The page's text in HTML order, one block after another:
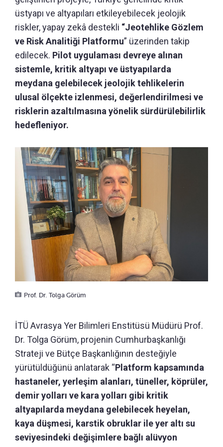
üstyapı ve altyapıları etkileyebilecek jeolojik
riskler, yapay zekâ destekli “Jeotehlike Gözlem
ve Risk Analitiği Platformu” üzerinden takip
edilecek. Pilot uygulaması devreye alınan
sistemle, kritik altyapı ve üstyapılarda
meydana gelebilecek jeolojik tehlikelerin
ulusal ölçekte izlenmesi, değerlendirilmesi ve
risklerin azaltılmasına yönelik sürdürülebilirlik
hedefleniyor.
Prof. Dr. Tolga Görüm
İTÜ Avrasya Yer Bilimleri Enstitüsü Müdürü Prof.
Dr. Tolga Görüm, projenin Cumhurbaşkanlığı
Strateji ve Bütçe Başkanlığının desteğiyle
yürütüldüğünü anlatarak “Platform kapsamında
hastaneler, yerleşim alanları, tüneller, köprüler,
demir yolları ve kara yolları gibi kritik
altyapılarda meydana gelebilecek heyelan,
kaya düşmesi, karstik obruklar ile yer altı su
seviyesindeki değişimlere bağlı alüvyon